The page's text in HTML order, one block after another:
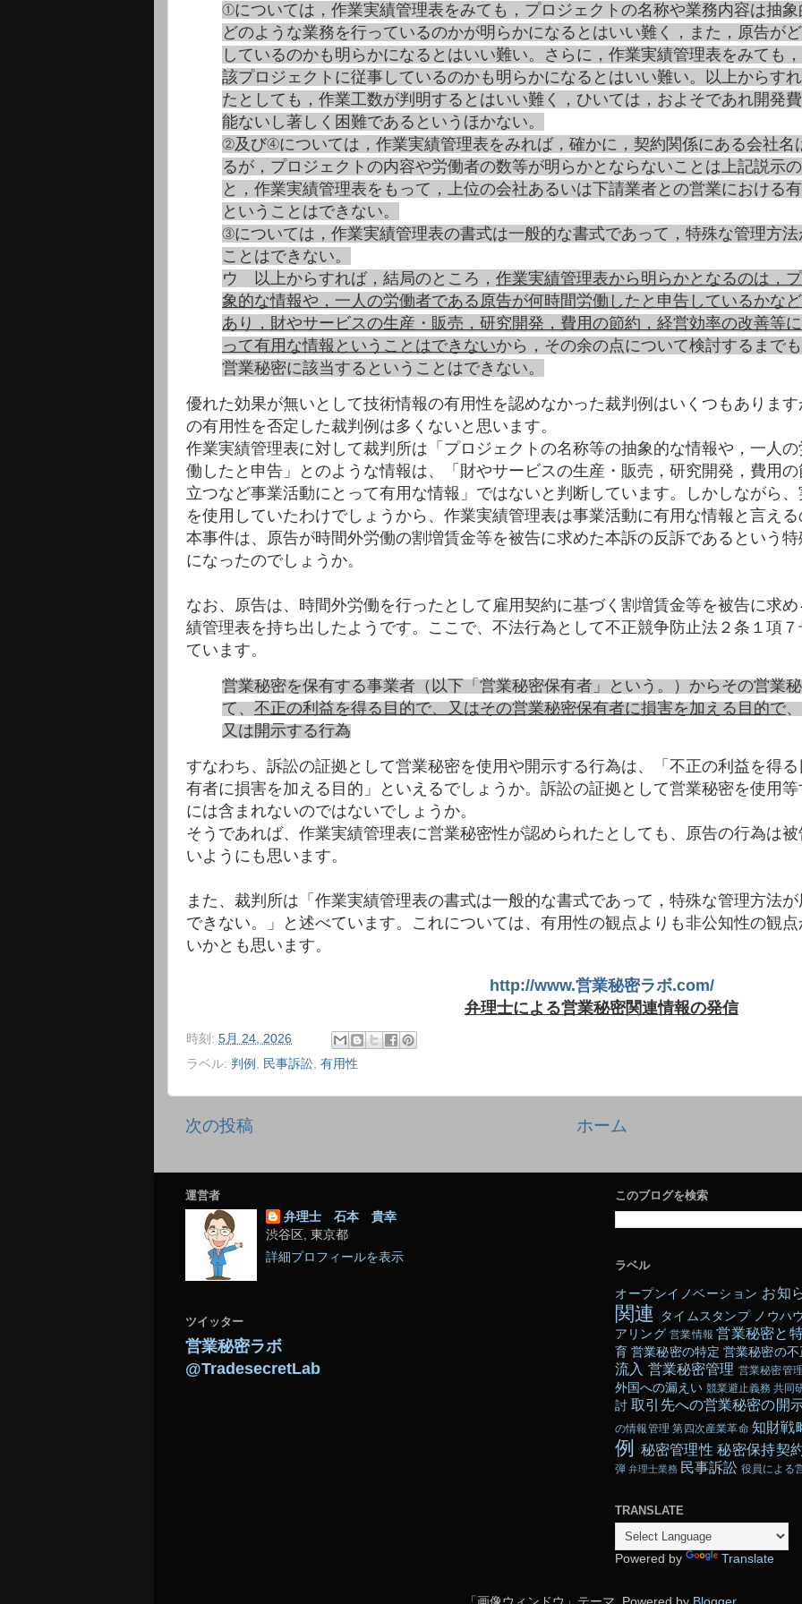
①については，作業実績管理表をみても，プロジェクトの名称や業務内容は抽
どのような業務を行っているのかが明らかになるとはいい難く，また，原告が
しているのかも明らかになるとはいい難い。さらに，作業実績管理表をみても
該プロジェクトに従事しているのかも明らかになるとはいい難い。以上からす
たとしても，作業工数が判明するとはいい難く，ひいては，およそであれ開発
能ないし著しく困難であるというほかない。
②及び④については，作業実績管理表をみれば，確かに，契約関係にある会社名
るが，プロジェクトの内容や労働者の数等が明らかとならないことは上記説示
と，作業実績管理表をもって，上位の会社あるいは下請業者との営業における
ということはできない。
③については，作業実績管理表の書式は一般的な書式であって，特殊な管理方
ことはできない。
ウ 以上からすれば，結局のところ， 作業実績管理表から明らかとなるのは，
象的な情報や，一人の労働者である原告が何時間労働したと申告しているかな
あり，財やサービスの生産・販売，研究開発，費用の節約，経営効率の改善等
って有用な情報ということはできないから，その余の点について検討するまで
営業秘密に該当するということはできない。
優れた効果が無いとして技術情報の有用性を認めなかった裁判例はいくつもありま
の有用性を否定した裁判例は多くないと思います。
作業実績管理表に対して裁判所は「プロジェクトの名称等の抽象的な情報や，一人
働したと申告」とのような情報は、「財やサービスの生産・販売，研究開発，費用
立つなど事業活動にとって有用な情報」ではないと判断しています。しかしながら
を使用していたわけでしょうから、作業実績管理表は事業活動に有用な情報と言え
本事件は、原告が時間外労働の割増賃金等を被告に求めた本訴の反訴であるという
になったのでしょうか。
なお、原告は、時間外労働を行ったとして雇用契約に基づく割増賃金等を被告に求
績管理表を持ち出したようです。ここで、不法行為として不正競争防止法２条１項
ています。
営業秘密を保有する事業者（以下「営業秘密保有者」という。）からその営業
て、不正の利益を得る目的で、又はその営業秘密保有者に損害を加える目的で
又は開示する行為
すなわち、訴訟の証拠として営業秘密を使用や開示する行為は、「不正の利益を得
有者に損害を加える目的」といえるでしょうか。訴訟の証拠として営業秘密を使用
には含まれないのではないでしょうか。
そうであれば、作業実績管理表に営業秘密性が認められたとしても、原告の行為は
いようにも思います。
また、裁判所は「作業実績管理表の書式は一般的な書式であって，特殊な管理方法
できない。」と述べています。これについては、有用性の観点よりも非公知性の観
いかとも思います。
http://www.営業秘密ラボ.com/
弁理士による営業秘密関連情報の発信
時刻: 5月 24, 2026
ラベル: 判例 , 民事訴訟, 有用性
次の投稿 ホーム
運営者
弁理士 石本 貴幸
渋谷区, 東京都
詳細プロフィールを表示
ツイッター
営業秘密ラボ
@TradesecretLab
このブログを検索
ラベル
オープンイノベーション お知
関連 タイムスタンプ ノウハ
アリング 営業情報 営業秘密と
育 営業秘密の特定 営業秘密の不
流入 営業秘密管理 営業秘密管
外国への漏えい 競業避止義務 共同
討 取引先への営業秘密の開
の情報管理 第四次産業革命 知財戦
例 秘密管理性 秘密保持契
弾 弁理士業務 民事訴訟 役員による
TRANSLATE
Powered by Translate